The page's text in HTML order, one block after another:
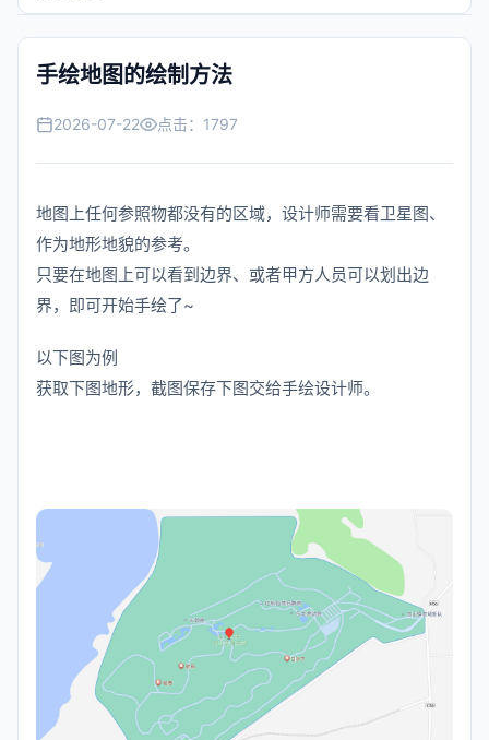
常见问题
帮助中心
手绘地图的绘制方法
2026-07-22 点击： 1797
地图上任何参照物都没有的区域，设计师需要看卫星图、
作为地形地貌的参考。
只要在地图上可以看到边界、或者甲方人员可以划出边
界，即可开始手绘了~
以下图为例
获取下图地形，截图保存下图交给手绘设计师。